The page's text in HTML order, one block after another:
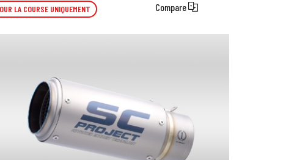
LA COURSE UNIQUEMENT Compare